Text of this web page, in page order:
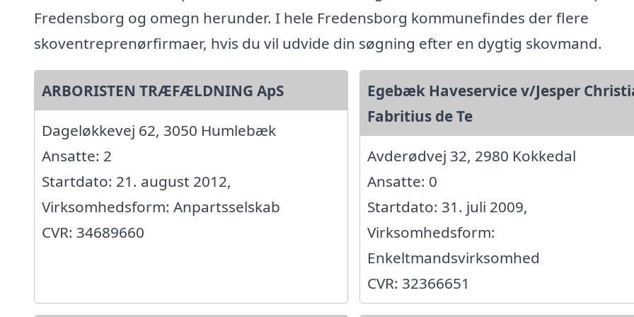
Fredensborg og omegn herunder. I hele Fredensborg kommunefindes der flere
skoventreprenørfirmaer, hvis du vil udvide din søgning efter en dygtig skovmand.
ARBORISTEN TRÆFÆLDNING ApS
Dageløkkevej 62, 3050 Humlebæk
Ansatte: 2
Startdato: 21. august 2012,
Virksomhedsform: Anpartsselskab
CVR: 34689660
Egebæk Haveservice v/Jesper
Fabritius de Te
Avderødvej 32, 2980 Kokkedal
Ansatte: 0
Startdato: 31. juli 2009,
Virksomhedsform:
Enkeltmandsvirksomhed
CVR: 32366651